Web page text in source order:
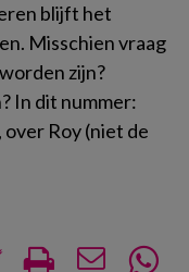
blijft het
Misschien vraag
zijn?
In dit nummer:
Roy (niet de